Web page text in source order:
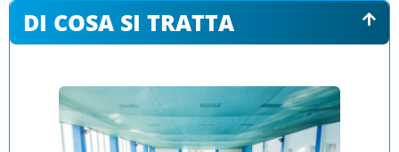
DI COSA SI TRATTA